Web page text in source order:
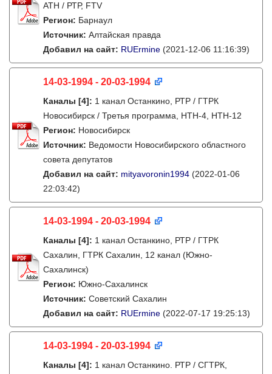
АТН / РТР, FTV
Регион: Барнаул
Источник: Алтайская правда
Добавил на сайт: RUErmine (2021-12-06 11:16:39)
14-03-1994 - 20-03-1994
Каналы [4]: 1 канал Останкино, РТР / ГТРК
Новосибирск / Третья программа, НТН-4, НТН-12
Регион: Новосибирск
Источник: Ведомости Новосибирского областного
совета депутатов
Добавил на сайт: mityavoronin1994 (2022-01-06
22:03:42)
14-03-1994 - 20-03-1994
Каналы [4]: 1 канал Останкино, РТР / ГТРК
Сахалин, ГТРК Сахалин, 12 канал (Южно-
Сахалинск)
Регион: Южно-Сахалинск
Источник: Советский Сахалин
Добавил на сайт: RUErmine (2022-07-17 19:25:13)
14-03-1994 - 20-03-1994
Каналы [4]: 1 канал Останкино. РТР / СГТРК,